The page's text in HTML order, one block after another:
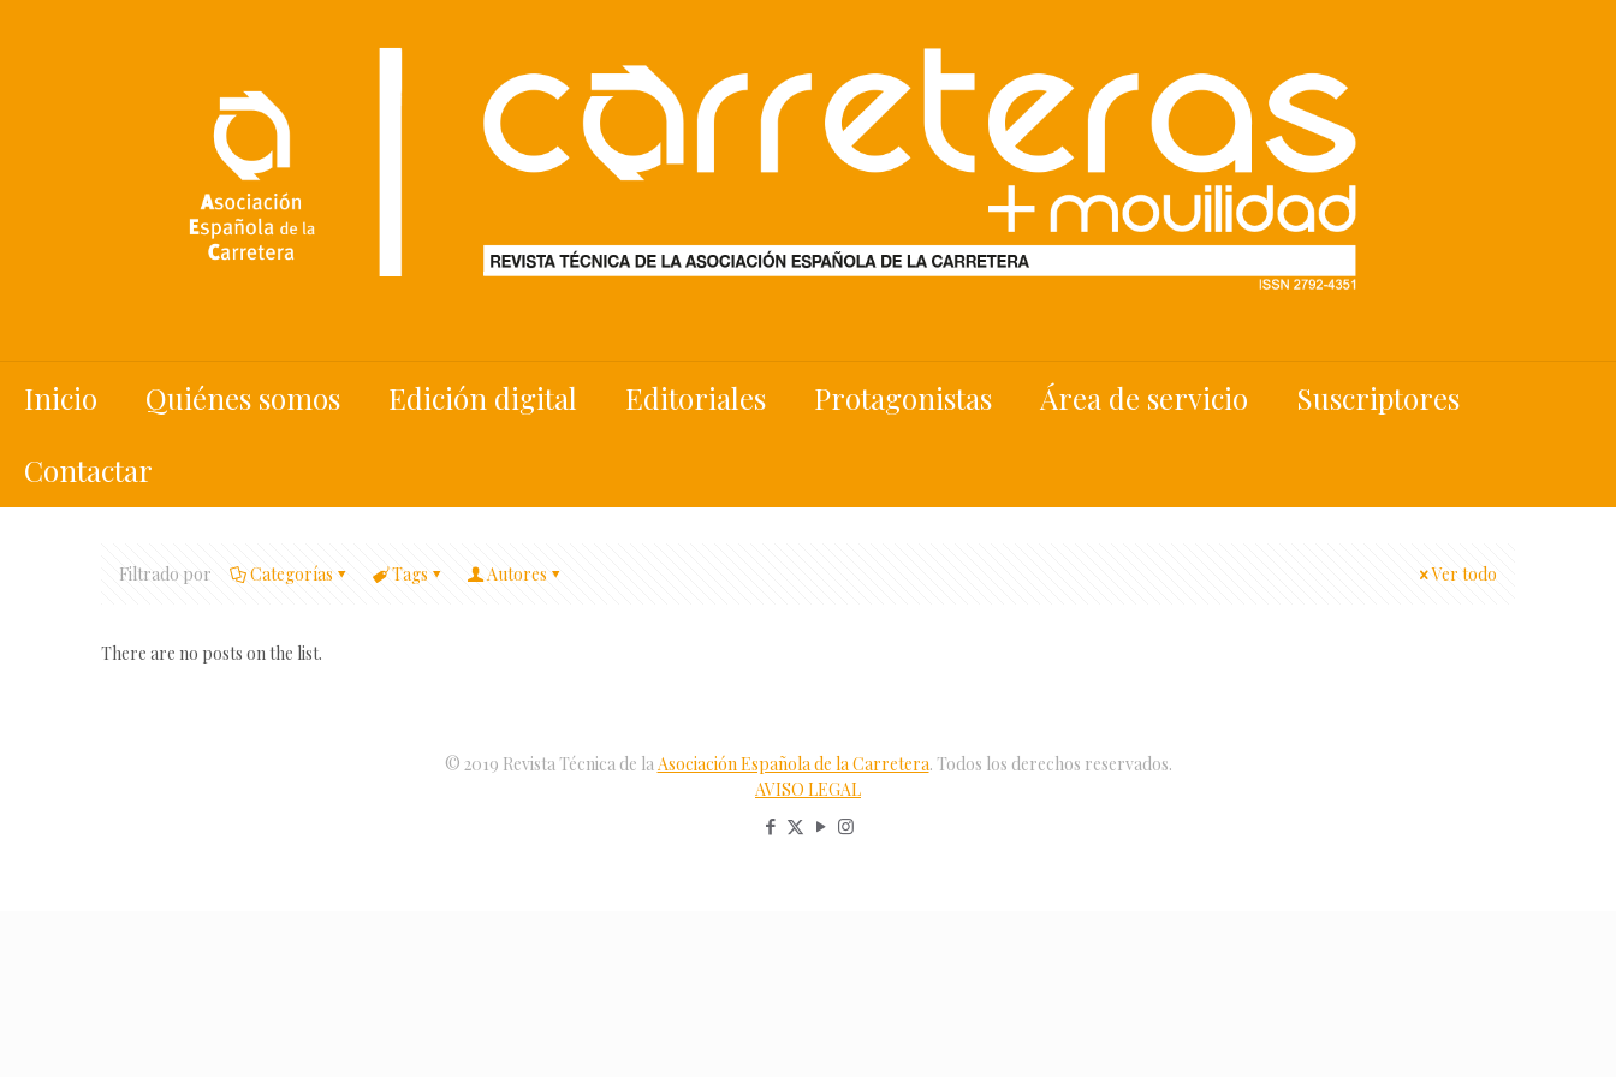
Inicio Quiénes somos Edición digital Editoriales Protagonistas Área de servicio
Suscriptores
Contactar
Filtrado por Categorías Tags Autores Ver todo
There are no posts on the list.
© 2019 Revista Técnica de laAsociación Española de la Carretera. Todos los derechos reservados.
AVISO LEGAL